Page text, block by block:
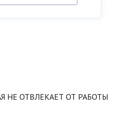
НЕ ОТВЛЕКАЕТ ОТ РАБОТЫ